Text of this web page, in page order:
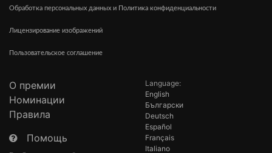
Обработка персональных данных и Политика конфиденциальности
Лицензирование изображений
Пользовательское соглашение
О премии
Номинации
Правила
Помощь
Language:
English
Български
Deutsch
Español
Français
Italiano